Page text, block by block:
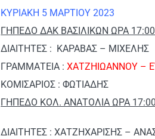
ΚΥΡΙΑΚΗ 5 ΜΑΡΤΙΟΥ 2023
ΓΗΠΕΔΟ ΔΑΚ ΒΑΣΙΛΙΚΩΝ ΩΡΑ
ΔΙΑΙΤΗΤΕΣ : ΚΑΡΑΒΑΣ – ΜΙΧΕΛΗΣ
ΓΡΑΜΜΑΤΕΙΑ :ΧΑΤΖΗΙΩΑΝΝΟΥ –
ΚΟΜΙΣΑΡΙΟΣ : ΦΩΤΙΑΔΗΣ
ΓΗΠΕΔΟ ΚΟΛ. ΑΝΑΤΟΛΙΑ ΩΡΑ
ΔΙΑΙΤΗΤΕΣ : ΧΑΤΖΗΧΑΡΙΣΗΣ –